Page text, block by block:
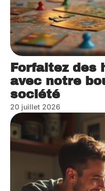
Forfaitez des
avec notre
société
20 juillet 2026